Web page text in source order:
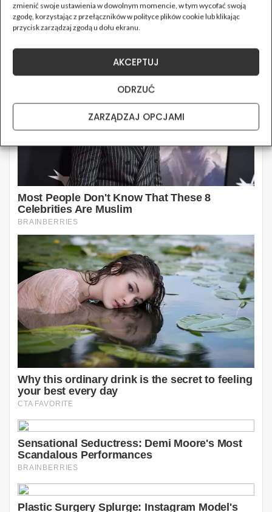
zmienić swoje ustawienia w dowolnym momencie, w tym wycofać swoją
zgodę, korzystając z przełączników w polityce plików cookie lub klikając
przycisk zarządzaj zgodą u dołu ekranu.
AKCEPTUJ
ODRZUĆ
ZARZĄDZAJ OPCJAMI